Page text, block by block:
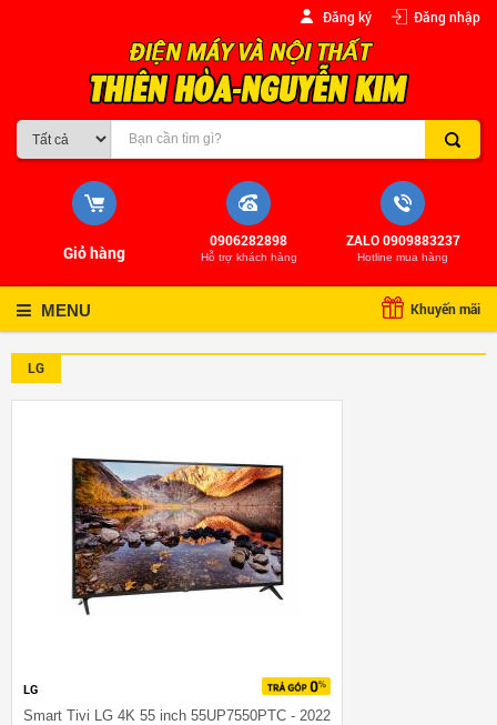
Đăng ký Đăng nhập
ZALO 0909883237
Hotline mua hàng
0906282898
Hỗ trợ khách hàng
Giỏ hàng
Khuyến mãi
MENU
LG
LG
Smart Tivi LG 4K 55 inch 55UP7550PTC - 2022